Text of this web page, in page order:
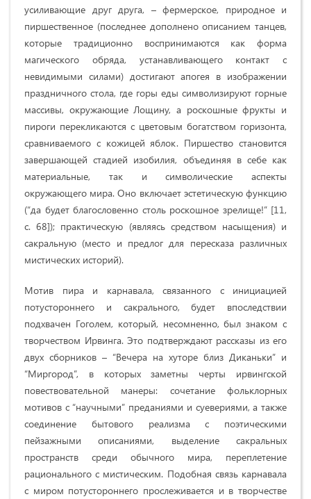
усиливающие друг друга, – фермерское, природное и
пиршественное (последнее дополнено описанием танцев,
которые традиционно воспринимаются как форма
магического обряда, устанавливающего контакт с
невидимыми силами) достигают апогея в изображении
праздничного стола, где горы еды символизируют горные
массивы, окружающие Лощину, а роскошные фрукты и
пироги перекликаются с цветовым богатством горизонта,
сравниваемого с кожицей яблок. Пиршество становится
завершающей стадией изобилия, объединяя в себе как
материальные, так и символические аспекты
окружающего мира. Оно включает эстетическую функцию
(“да будет благословенно столь роскошное зрелище!” [11,
c. 68]); практическую (являясь средством насыщения) и
сакральную (место и предлог для пересказа различных
мистических историй).
Мотив пира и карнавала, связанного с инициацией
потустороннего и сакрального, будет впоследствии
подхвачен Гоголем, который, несомненно, был знаком с
творчеством Ирвинга. Это подтверждают рассказы из его
двух сборников – “Вечера на хуторе близ Диканьки” и
“Миргород”, в которых заметны черты ирвингской
повествовательной манеры: сочетание фольклорных
мотивов с “научными” преданиями и суевериями, а также
соединение бытового реализма с поэтическими
пейзажными описаниями, выделение сакральных
пространств среди обычного мира, переплетение
рационального с мистическим. Подобная связь карнавала
с миром потустороннего прослеживается и в творчестве